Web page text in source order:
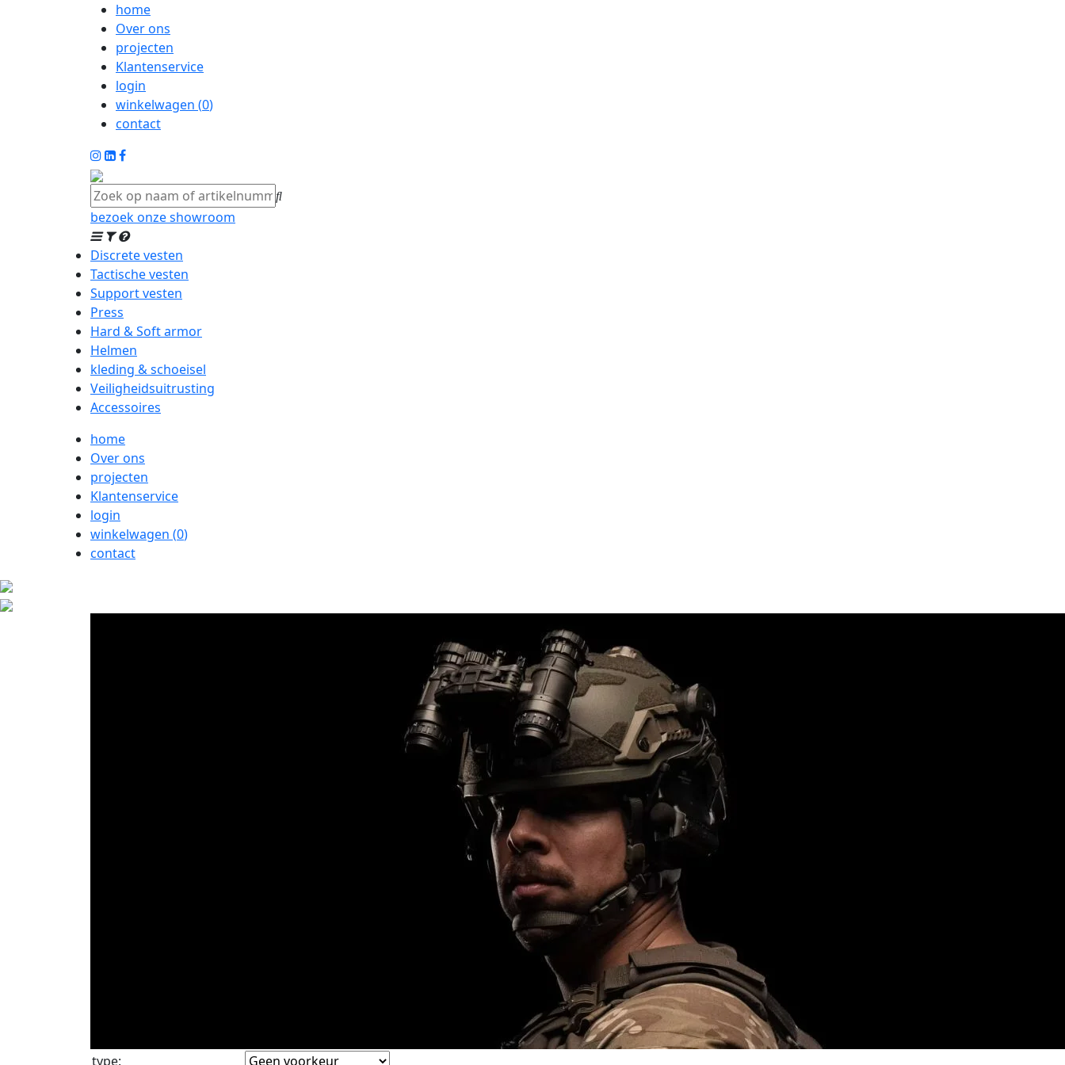
home
Over ons
projecten
Klantenservice
login
winkelwagen (0)
contact
bezoek onze showroom
Discrete vesten
Tactische vesten
Support vesten
Press
Hard & Soft armor
Helmen
kleding & schoeisel
Veiligheidsuitrusting
Accessoires
home
Over ons
projecten
Klantenservice
login
winkelwagen (0)
contact
type: